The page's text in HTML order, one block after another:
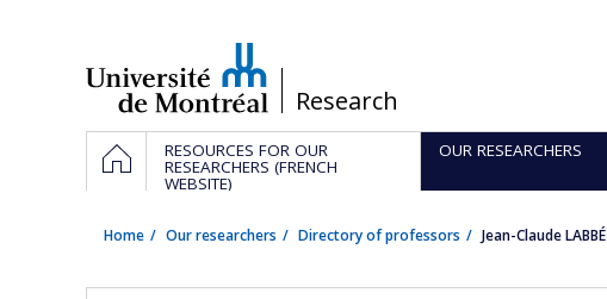
/Research
Navigation
principale
HOMERESOURCES FOR OUR
RESEARCHERS (FRENCH
WEBSITE)
OUR RESEARCHERS
Home Our researchers Directory of professors Jean-Claude LABBÉ